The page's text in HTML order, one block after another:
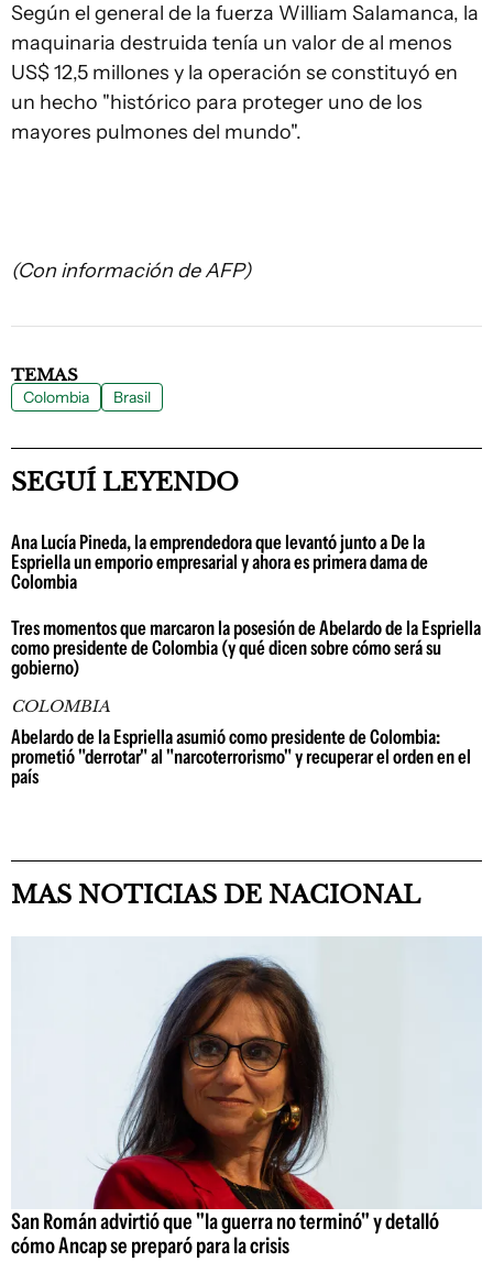
Según el general de la fuerza William Salamanca, la
maquinaria destruida tenía un valor de al menos
US$ 12,5 millones y la operación se constituyó en
un hecho "histórico para proteger uno de los
mayores pulmones del mundo".
(Con información de AFP)
TEMAS
Colombia Brasil
SEGUÍ LEYENDO
Ana Lucía Pineda, la emprendedora que levantó junto a De la
Espriella un emporio empresarial y ahora es primera dama de
Colombia
Tres momentos que marcaron la posesión de Abelardo de la Espriella
como presidente de Colombia (y qué dicen sobre cómo será su
gobierno)
COLOMBIA
Abelardo de la Espriella asumió como presidente de Colombia:
prometió "derrotar" al "narcoterrorismo" y recuperar el orden en el
país
MAS NOTICIAS DE NACIONAL
San Román advirtió que "la guerra no terminó" y detalló
cómo Ancap se preparó para la crisis